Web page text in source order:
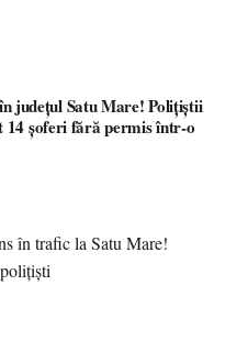
județul Satu Mare! Polițiștii
14 șoferi fără permis într-o